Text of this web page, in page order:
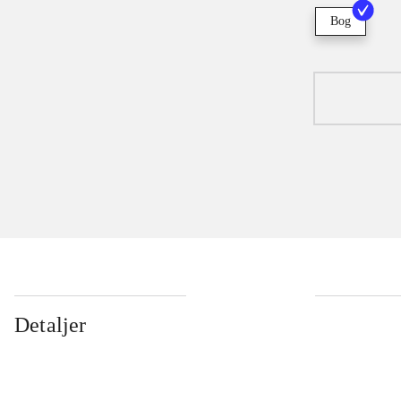
Bog
Detaljer